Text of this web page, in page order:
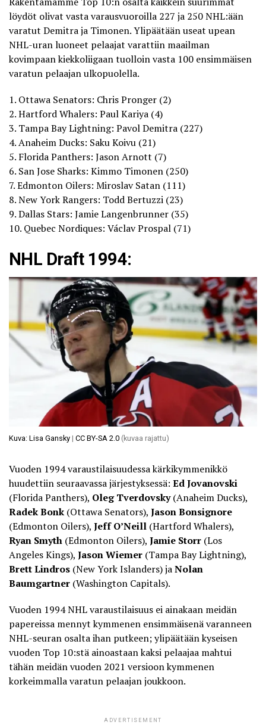
löydöt olivat vasta varausvuoroilla 227 ja 250 NHL:ään
varatut Demitra ja Timonen. Ylipäätään useat upean
NHL-uran luoneet pelaajat varattiin maailman
kovimpaan kiekkoliigaan tuolloin vasta 100 ensimmäisen
varatun pelaajan ulkopuolella.
1. Ottawa Senators: Chris Pronger (2)
2. Hartford Whalers: Paul Kariya (4)
3. Tampa Bay Lightning: Pavol Demitra (227)
4. Anaheim Ducks: Saku Koivu (21)
5. Florida Panthers: Jason Arnott (7)
6. San Jose Sharks: Kimmo Timonen (250)
7. Edmonton Oilers: Miroslav Satan (111)
8. New York Rangers: Todd Bertuzzi (23)
9. Dallas Stars: Jamie Langenbrunner (35)
10. Quebec Nordiques: Václav Prospal (71)
NHL Draft 1994:
Kuva: Lisa Gansky | CC BY-SA 2.0 (kuvaa rajattu)
Vuoden 1994 varaustilaisuudessa kärkikymmenikkö
huudettiin seuraavassa järjestyksessä: Ed Jovanovski
(Florida Panthers), Oleg Tverdovsky(Anaheim Ducks),
Radek Bonk (Ottawa Senators), Jason Bonsignore
(Edmonton Oilers), Jeff O’Neill (Hartford Whalers),
Ryan Smyth (Edmonton Oilers), Jamie Storr (Los
Angeles Kings), Jason Wiemer (Tampa Bay Lightning),
Brett Lindros (New York Islanders) jaNolan
Baumgartner (Washington Capitals).
Vuoden 1994 NHL varaustilaisuus ei ainakaan meidän
papereissa mennyt kymmenen ensimmäisenä varanneen
NHL-seuran osalta ihan putkeen; ylipäätään kyseisen
vuoden Top 10:stä ainoastaan kaksi pelaajaa mahtui
tähän meidän vuoden 2021 versioon kymmenen
korkeimmalla varatun pelaajan joukkoon.
ADVERTISEMENT